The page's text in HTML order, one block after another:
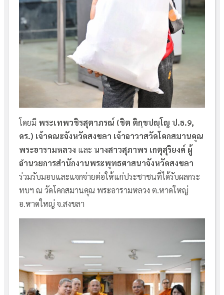
โดยมี พระเทพวชิรสุตาภรณ์ (ชิต ติกฺขปญฺโญ ป.ธ.9,
ดร.) เจ้าคณะจังหวัดสงขลา เจ้าอาวาสวัดโคกสมานคุณ
พระอารามหลวง และ นางสาวสุภาพร เกตุสุริยงค์ ผู้
อำนวยการสำนักงานพระพุทธศาสนาจังหวัดสงขลา
ร่วมรับมอบและแจกจ่ายต่อให้แก่ประชาชนที่ได้รับผลกระ
ทบฯ ณ วัดโคกสมานคุณ พระอารามหลวง ต.หาดใหญ่
อ.หาดใหญ่ จ.สงขลา